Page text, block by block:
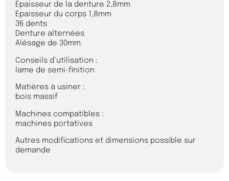
Epaisseur de la denture 2,8mm
Epaisseur du corps 1,8mm
36 dents
Denture alternées
Alésage de 30mm
Conseils d’utilisation :
lame de semi-finition
Matières à usiner :
bois massif
Machines compatibles :
machines portatives
Autres modifications et dimensions possible sur
demande